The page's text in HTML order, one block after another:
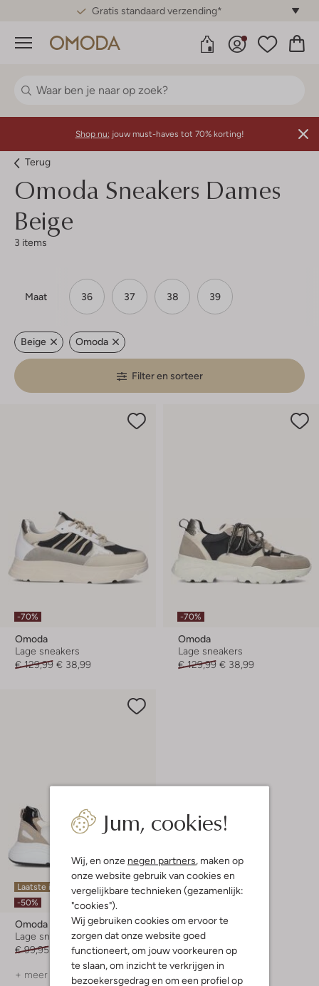
Gratis standaard verzending*
Menu
Jum, cookies!
Wij, en onze negen partners , maken op
onze website gebruik van cookies en
vergelijkbare technieken (gezamenlijk:
"cookies").
Wij gebruiken cookies om ervoor te
zorgen dat onze website goed
functioneert, om jouw voorkeuren op
te slaan, om inzicht te verkrijgen in
bezoekersgedrag en om een profiel op
Shop nu: jouw must-haves tot 70% korting!
Terug
Omoda Sneakers Dames
Beige
3 items
Maat 36 37 38 39
Beige Omoda
Filter en sorteer
-70%
Omoda
Lage sneakers
€ 129,99 € 38,99
-70%
Omoda
Lage sneakers
€ 129,99 € 38,99
Laatste item
-50%
Omoda
Lage sneakers
€ 99,95
€ 49,99
+ meer kleuren